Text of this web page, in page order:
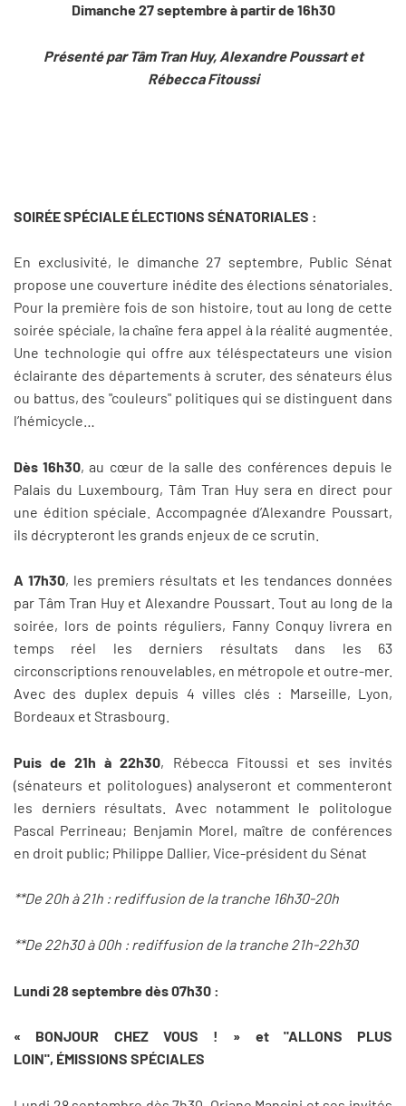
Dimanche 27 septembre à partir de 16h30
Présenté par Tâm Tran Huy, Alexandre Poussart et
Rébecca Fitoussi
SOIRÉE SPÉCIALE ÉLECTIONS SÉNATORIALES :
En exclusivité, le dimanche 27 septembre, Public Sénat
propose une couverture inédite des élections sénatoriales.
Pour la première fois de son histoire, tout au long de cette
soirée spéciale, la chaîne fera appel à la réalité augmentée.
Une technologie qui offre aux téléspectateurs une vision
éclairante des départements à scruter, des sénateurs élus
ou battus, des "couleurs" politiques qui se distinguent dans
l’hémicycle…
Dès 16h30, au cœur de la salle des conférences depuis le
Palais du Luxembourg, Tâm Tran Huy sera en direct pour
une édition spéciale. Accompagnée d’Alexandre Poussart,
ils décrypteront les grands enjeux de ce scrutin.
A 17h30, les premiers résultats et les tendances données
par Tâm Tran Huy et Alexandre Poussart. Tout au long de la
soirée, lors de points réguliers, Fanny Conquy livrera en
temps réel les derniers résultats dans les 63
circonscriptions renouvelables, en métropole et outre-mer.
Avec des duplex depuis 4 villes clés : Marseille, Lyon,
Bordeaux et Strasbourg.
Puis de 21h à 22h30, Rébecca Fitoussi et ses invités
(sénateurs et politologues) analyseront et commenteront
les derniers résultats. Avec notamment le politologue
Pascal Perrineau; Benjamin Morel, maître de conférences
en droit public; Philippe Dallier, Vice-président du Sénat
**De 20h à 21h : rediffusion de la tranche 16h30-20h
**De 22h30 à 00h : rediffusion de la tranche 21h-22h30
Lundi 28 septembre dès 07h30 :
« BONJOUR CHEZ VOUS ! » et "ALLONS PLUS
LOIN", ÉMISSIONS SPÉCIALES